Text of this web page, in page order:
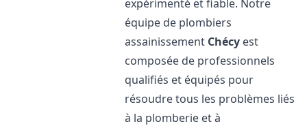
expérimenté et fiable. Notre
équipe de plombiers
assainissement Chécy est
composée de professionnels
qualifiés et équipés pour
résoudre tous les problèmes liés
à la plomberie et à